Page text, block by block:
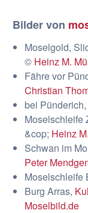
Bilder von
Moselgold,
© Heinz M.
Fähre vor
Christian
bei
Moselschleife
&cop; Heinz
Schwan im
Peter
Moselschleife
Burg Arras,
Moselbild.de